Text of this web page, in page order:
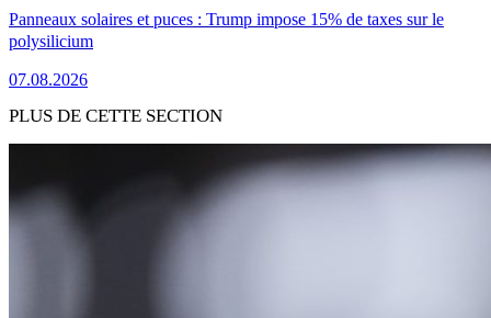
Panneaux solaires et puces : Trump impose 15% de taxes sur le
polysilicium
07.08.2026
PLUS DE CETTE SECTION